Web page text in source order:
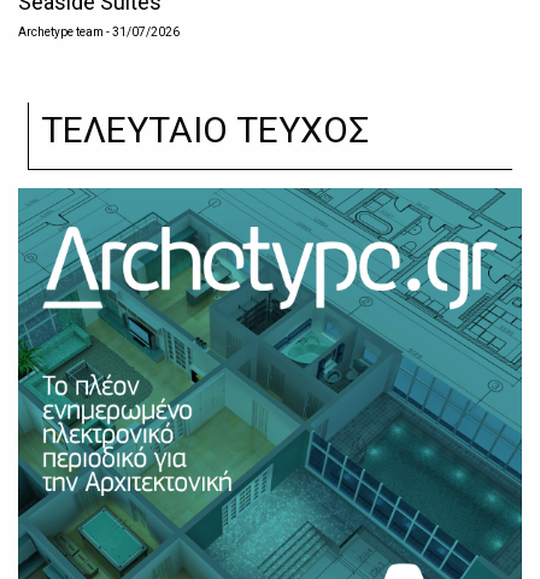
Archetype team - 31/07/2026
ΤΕΛΕΥΤΑΙΟ ΤΕΥΧΟΣ